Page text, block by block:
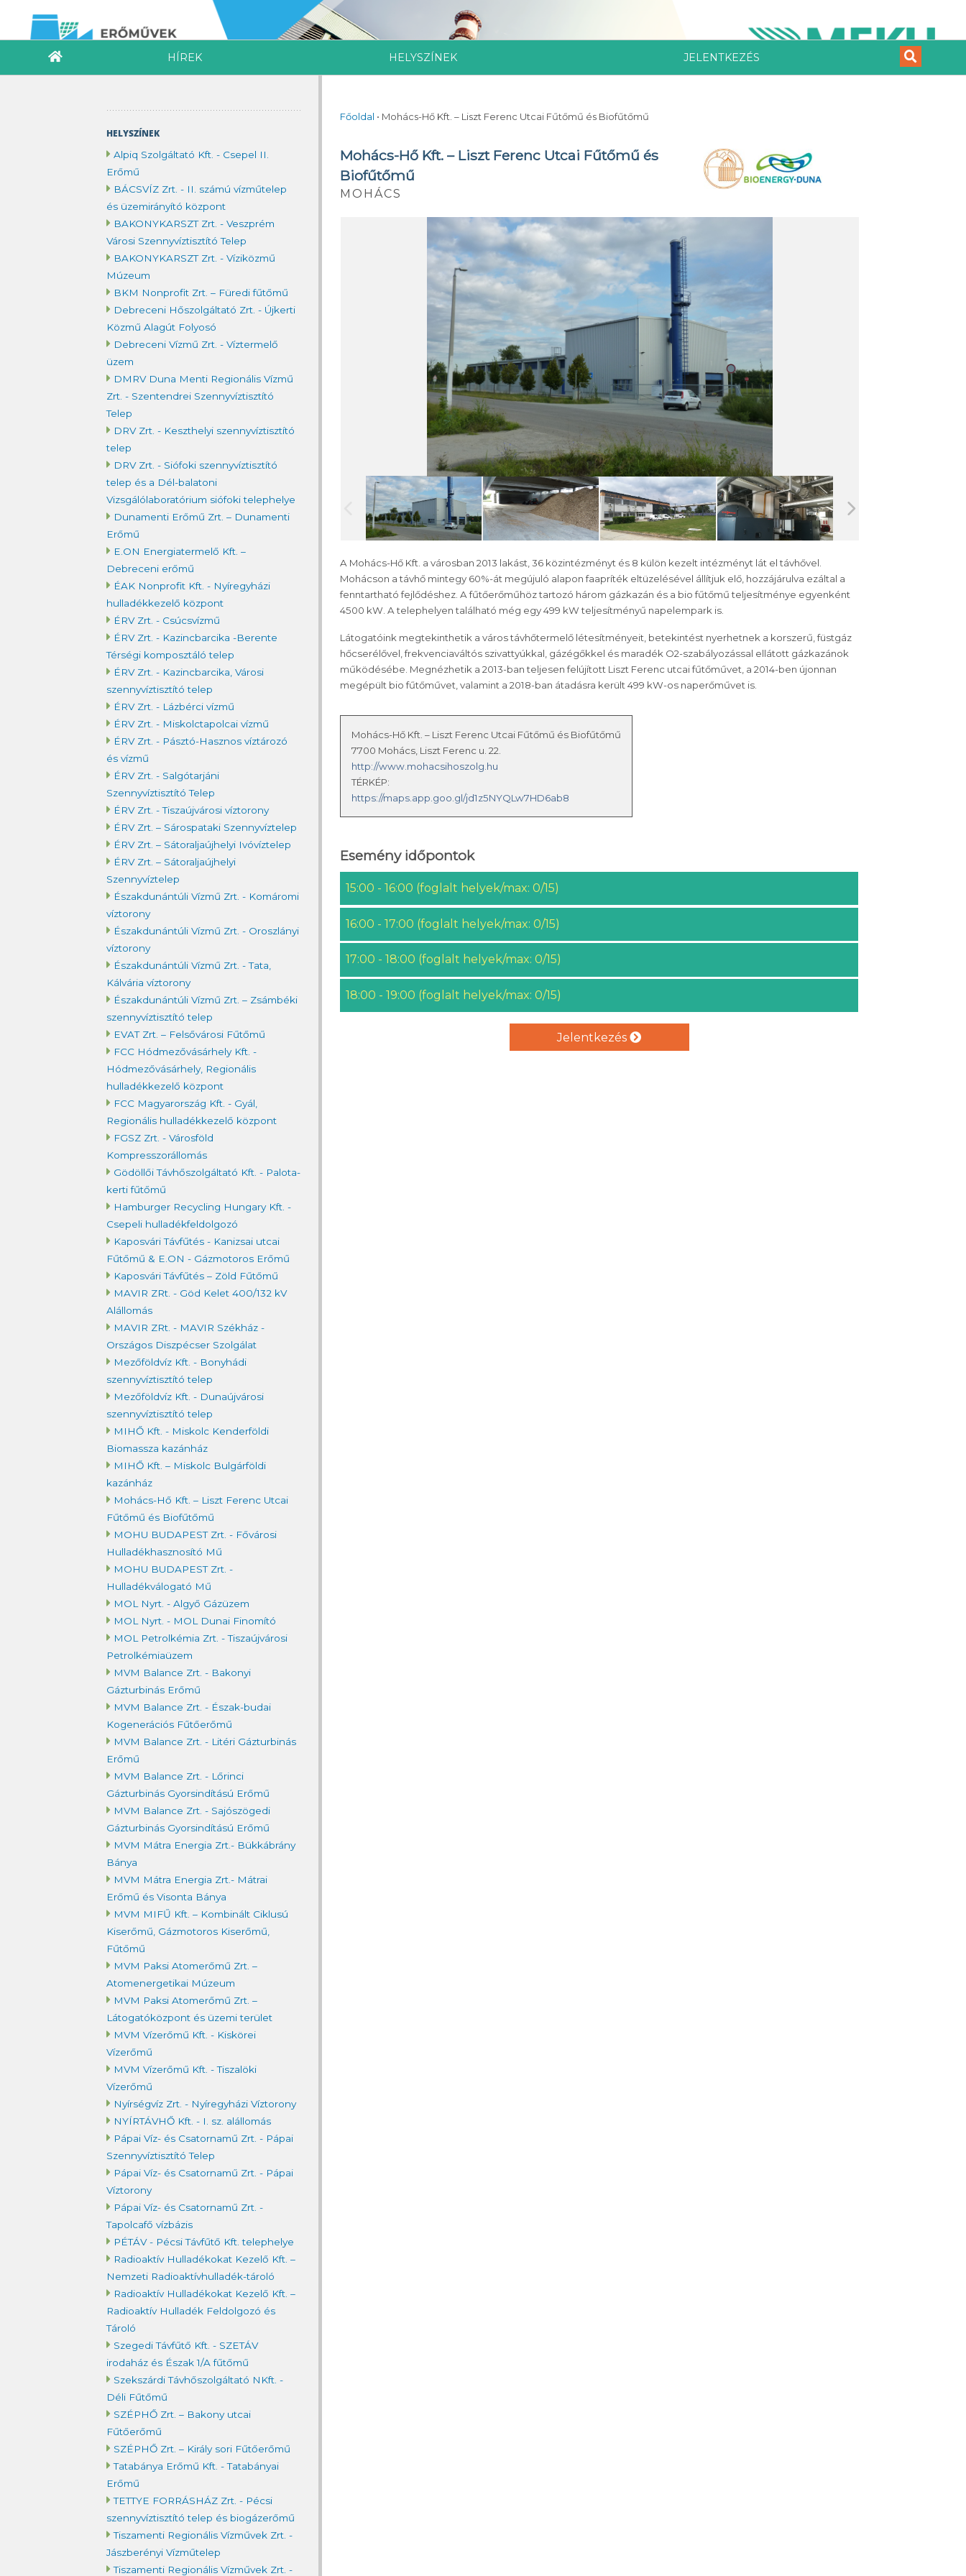
HÍREK HELYSZÍNEK JELENTKEZÉS
HELYSZÍNEK
Alpiq Szolgáltató Kft. - Csepel II.
Erőmű
BÁCSVÍZ Zrt. - II. számú vízműtelep
és üzemirányító központ
BAKONYKARSZT Zrt. - Veszprém
Városi Szennyvíztisztító Telep
BAKONYKARSZT Zrt. - Víziközmű
Múzeum
BKM Nonprofit Zrt. – Füredi fűtőmű
Debreceni Hőszolgáltató Zrt. - Újkerti
Közmű Alagút Folyosó
Debreceni Vízmű Zrt. - Víztermelő
üzem
DMRV Duna Menti Regionális Vízmű
Zrt. - Szentendrei Szennyvíztisztító
Telep
DRV Zrt. - Keszthelyi szennyvíztisztító
telep
DRV Zrt. - Siófoki szennyvíztisztító
telep és a Dél-balatoni
Vizsgálólaboratórium siófoki telephelye
Dunamenti Erőmű Zrt. – Dunamenti
Erőmű
E.ON Energiatermelő Kft. –
Debreceni erőmű
ÉAK Nonprofit Kft. - Nyíregyházi
hulladékkezelő központ
ÉRV Zrt. - Csúcsvízmű
ÉRV Zrt. - Kazincbarcika -Berente
Térségi komposztáló telep
ÉRV Zrt. - Kazincbarcika, Városi
szennyvíztisztító telep
ÉRV Zrt. - Lázbérci vízmű
ÉRV Zrt. - Miskolctapolcai vízmű
ÉRV Zrt. - Pásztó-Hasznos víztározó
és vízmű
ÉRV Zrt. - Salgótarjáni
Szennyvíztisztító Telep
ÉRV Zrt. - Tiszaújvárosi víztorony
ÉRV Zrt. – Sárospataki Szennyvíztelep
ÉRV Zrt. – Sátoraljaújhelyi Ivóvíztelep
ÉRV Zrt. – Sátoraljaújhelyi
Szennyvíztelep
Északdunántúli Vízmű Zrt. - Komáromi
víztorony
Északdunántúli Vízmű Zrt. - Oroszlányi
víztorony
Északdunántúli Vízmű Zrt. - Tata,
Kálvária víztorony
Északdunántúli Vízmű Zrt. – Zsámbéki
szennyvíztisztító telep
EVAT Zrt. – Felsővárosi Fűtőmű
FCC Hódmezővásárhely Kft. -
Hódmezővásárhely, Regionális
hulladékkezelő központ
FCC Magyarország Kft. - Gyál,
Regionális hulladékkezelő központ
FGSZ Zrt. - Városföld
Kompresszorállomás
Gödöllői Távhőszolgáltató Kft. - Palota-
kerti fűtőmű
Hamburger Recycling Hungary Kft. -
Csepeli hulladékfeldolgozó
Kaposvári Távfűtés - Kanizsai utcai
Fűtőmű & E.ON - Gázmotoros Erőmű
Kaposvári Távfűtés – Zöld Fűtőmű
MAVIR ZRt. - Göd Kelet 400/132 kV
Alállomás
MAVIR ZRt. - MAVIR Székház -
Országos Diszpécser Szolgálat
Mezőföldvíz Kft. - Bonyhádi
szennyvíztisztító telep
Mezőföldvíz Kft. - Dunaújvárosi
szennyvíztisztító telep
MIHŐ Kft. - Miskolc Kenderföldi
Biomassza kazánház
MIHŐ Kft. – Miskolc Bulgárföldi
kazánház
Mohács-Hő Kft. – Liszt Ferenc Utcai
Fűtőmű és Biofűtőmű
MOHU BUDAPEST Zrt. - Fővárosi
Hulladékhasznosító Mű
MOHU BUDAPEST Zrt. -
Hulladékválogató Mű
MOL Nyrt. - Algyő Gázüzem
MOL Nyrt. - MOL Dunai Finomító
MOL Petrolkémia Zrt. - Tiszaújvárosi
Petrolkémiaüzem
MVM Balance Zrt. - Bakonyi
Gázturbinás Erőmű
MVM Balance Zrt. - Észak-budai
Kogenerációs Fűtőerőmű
MVM Balance Zrt. - Litéri Gázturbinás
Erőmű
MVM Balance Zrt. - Lőrinci
Gázturbinás Gyorsindítású Erőmű
MVM Balance Zrt. - Sajószögedi
Gázturbinás Gyorsindítású Erőmű
MVM Mátra Energia Zrt.- Bükkábrány
Bánya
MVM Mátra Energia Zrt.- Mátrai
Erőmű és Visonta Bánya
MVM MIFŰ Kft. – Kombinált Ciklusú
Kiserőmű, Gázmotoros Kiserőmű,
Fűtőmű
MVM Paksi Atomerőmű Zrt. –
Atomenergetikai Múzeum
MVM Paksi Atomerőmű Zrt. –
Látogatóközpont és üzemi terület
MVM Vízerőmű Kft. - Kiskörei
Vízerőmű
MVM Vízerőmű Kft. - Tiszalöki
Vízerőmű
Nyírségvíz Zrt. - Nyíregyházi Víztorony
NYÍRTÁVHŐ Kft. - I. sz. alállomás
Pápai Víz- és Csatornamű Zrt. - Pápai
Szennyvíztisztító Telep
Pápai Víz- és Csatornamű Zrt. - Pápai
Víztorony
Pápai Víz- és Csatornamű Zrt. -
Tapolcafő vízbázis
PÉTÁV - Pécsi Távfűtő Kft. telephelye
Radioaktív Hulladékokat Kezelő Kft. –
Nemzeti Radioaktívhulladék-tároló
Radioaktív Hulladékokat Kezelő Kft. –
Radioaktív Hulladék Feldolgozó és
Tároló
Szegedi Távfűtő Kft. - SZETÁV
irodaház és Észak 1/A fűtőmű
Szekszárdi Távhőszolgáltató NKft. -
Déli Fűtőmű
SZÉPHŐ Zrt. – Bakony utcai
Fűtőerőmű
SZÉPHŐ Zrt. – Király sori Fűtőerőmű
Tatabánya Erőmű Kft. - Tatabányai
Erőmű
TETTYE FORRÁSHÁZ Zrt. - Pécsi
szennyvíztisztító telep és biogázerőmű
Tiszamenti Regionális Vízművek Zrt. -
Jászberényi Vízműtelep
Tiszamenti Regionális Vízművek Zrt. -
Főoldal • Mohács-Hő Kft. – Liszt Ferenc Utcai Fűtőmű és Biofűtőmű
Mohács-Hő Kft. – Liszt Ferenc Utcai Fűtőmű és
Biofűtőmű
MOHÁCS
A Mohács-Hő Kft. a városban 2013 lakást, 36 közintézményt és 8 külön kezelt intézményt lát el távhővel.
Mohácson a távhő mintegy 60%-át megújuló alapon faapríték eltüzelésével állítjuk elő, hozzájárulva ezáltal a
fenntartható fejlődéshez. A fűtőerőműhöz tartozó három gázkazán és a bio fűtőmű teljesítménye egyenként
4500 kW. A telephelyen található még egy 499 kW teljesítményű napelempark is.
Látogatóink megtekinthetik a város távhőtermelő létesítményeit, betekintést nyerhetnek a korszerű, füstgáz
hőcserélővel, frekvenciaváltós szivattyúkkal, gázégőkkel és maradék O2-szabályozással ellátott gázkazánok
működésébe. Megnézhetik a 2013-ban teljesen felújított Liszt Ferenc utcai fűtőművet, a 2014-ben újonnan
megépült bio fűtőművet, valamint a 2018-ban átadásra került 499 kW-os naperőművet is.
Mohács-Hő Kft. – Liszt Ferenc Utcai Fűtőmű és Biofűtőmű
7700 Mohács, Liszt Ferenc u. 22.
http://www.mohacsihoszolg.hu
TÉRKÉP:
https://maps.app.goo.gl/jd1z5NYQLw7HD6ab8
Esemény időpontok
15:00 - 16:00 (foglalt helyek/max: 0/15)
16:00 - 17:00 (foglalt helyek/max: 0/15)
17:00 - 18:00 (foglalt helyek/max: 0/15)
18:00 - 19:00 (foglalt helyek/max: 0/15)
Jelentkezés